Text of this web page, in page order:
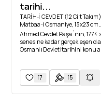
tarihi...
TARİH-İ CEVDET (12 Cilt
Matbaa-i Osmaniye, 15x23
Ahmed Cevdet Paşa´nın,
senesine kadar gerçekleşen
Osmanlı Devleti tarihini konu
17 15